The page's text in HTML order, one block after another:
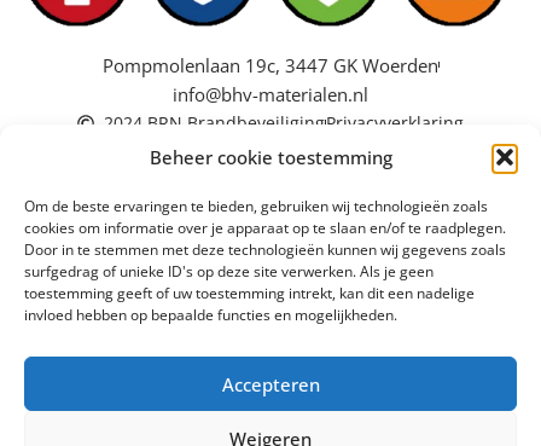
Beheer cookie toestemming
Om de beste ervaringen te bieden, gebruiken wij technologieën zoals
cookies om informatie over je apparaat op te slaan en/of te raadplegen.
Door in te stemmen met deze technologieën kunnen wij gegevens zoals
surfgedrag of unieke ID's op deze site verwerken. Als je geen
toestemming geeft of uw toestemming intrekt, kan dit een nadelige
invloed hebben op bepaalde functies en mogelijkheden.
Accepteren
Weigeren
Pompmolenlaan 19c, 3447 GK Woerden
info@bhv-materialen.nl
2024 BRN BrandbeveiligingPrivacyverklaring